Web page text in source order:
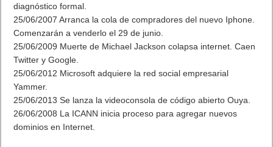
diagnóstico formal.
25/06/2007 Arranca la cola de compradores del nuevo Iphone.
Comenzarán a venderlo el 29 de junio.
25/06/2009 Muerte de Michael Jackson colapsa internet. Caen
Twitter y Google.
25/06/2012 Microsoft adquiere la red social empresarial
Yammer.
25/06/2013 Se lanza la videoconsola de código abierto Ouya.
26/06/2008 La ICANN inicia proceso para agregar nuevos
dominios en Internet.